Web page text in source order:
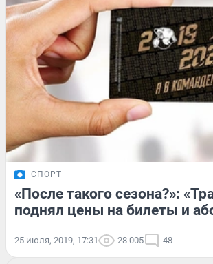
СПОРТ
«После такого сезона?»:
поднял цены на билеты и
25 июля, 2019, 17:31 28 005 48